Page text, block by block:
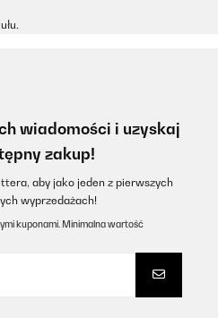
wiadomości i uzyskaj
zakup!
aby jako jeden z pierwszych
wyprzedażach!
kuponami. Minimalna wartość